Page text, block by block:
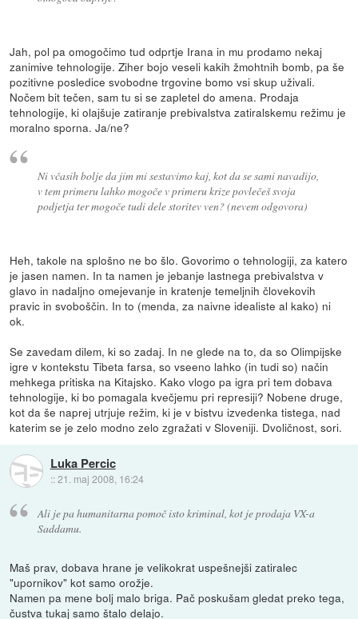
Jah, pol pa omogočimo tud odprtje Irana in mu prodamo nekaj
zanimive tehnologije. Ziher bojo veseli kakih žmohtnih bomb, pa še
pozitivne posledice svobodne trgovine bomo vsi skup uživali.
Nočem bit tečen, sam tu si se zapletel do amena. Prodaja
tehnologije, ki olajšuje zatiranje prebivalstva zatiralskemu režimu je
moralno sporna. Ja/ne?
Ni včasih bolje da jim mi sestavimo kaj, kot da se sami navadijo,
v tem primeru lahko mogoče v primeru krize povlečeš svoja
podjetja ter mogoče tudi dele storitev ven? (nevem odgovora)
Heh, takole na splošno ne bo šlo. Govorimo o tehnologiji, za katero
je jasen namen. In ta namen je jebanje lastnega prebivalstva v
glavo in nadaljno omejevanje in kratenje temeljnih človekovih
pravic in svoboščin. In to (menda, za naivne idealiste al kako) ni
ok.
Se zavedam dilem, ki so zadaj. In ne glede na to, da so Olimpijske
igre v kontekstu Tibeta farsa, so vseeno lahko (in tudi so) način
mehkega pritiska na Kitajsko. Kako vlogo pa igra pri tem dobava
tehnologije, ki bo pomagala kvečjemu pri represiji? Nobene druge,
kot da še naprej utrjuje režim, ki je v bistvu izvedenka tistega, nad
katerim se je zelo modno zelo zgražati v Sloveniji. Dvoličnost, sori.
Luka Percic
::21. maj 2008, 16:24
Ali je pa humanitarna pomoč isto kriminal, kot je prodaja VX-a
Saddamu.
Maš prav, dobava hrane je velikokrat uspešnejši zatiralec
"upornikov" kot samo orožje.
Namen pa mene bolj malo briga. Pač poskušam gledat preko tega,
čustva tukaj samo štalo delajo.